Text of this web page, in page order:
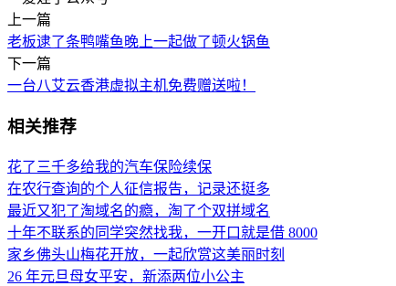
上一篇
老板逮了条鸭嘴鱼晚上一起做了顿火锅鱼
下一篇
一台八艾云香港虚拟主机免费赠送啦！
相关推荐
花了三千多给我的汽车保险续保
在农行查询的个人征信报告，记录还挺多
最近又犯了淘域名的瘾，淘了个双拼域名
十年不联系的同学突然找我，一开口就是借 8000
家乡佛头山梅花开放，一起欣赏这美丽时刻
26 年元旦母女平安，新添两位小公主